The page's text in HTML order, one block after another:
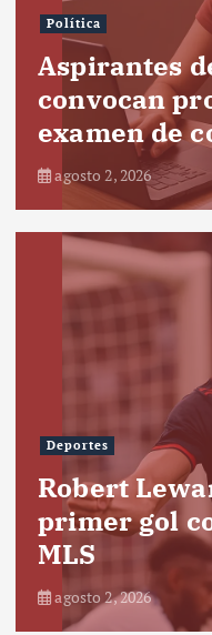
Política
Aspirantes
convocan
examen de
agosto 2, 2026
Deportes
Robert
primer gol
MLS
agosto 2, 2026